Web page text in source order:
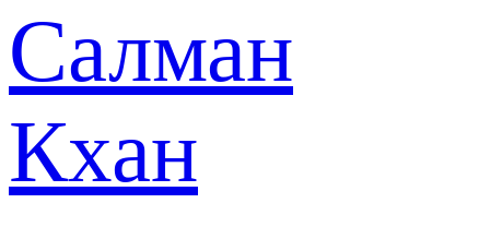
Салман
Кхан